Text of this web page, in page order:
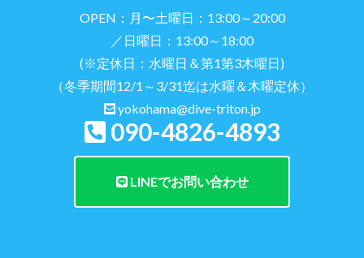
OPEN：月〜土曜日：13:00～20:00
／日曜日：13:00～18:00
(※定休日：水曜日＆第1第3木曜日)
（冬季期間12/1～3/31迄は水曜＆木曜定休）
yokohama@dive-triton.jp
090-4826-4893
LINEでお問い合わせ